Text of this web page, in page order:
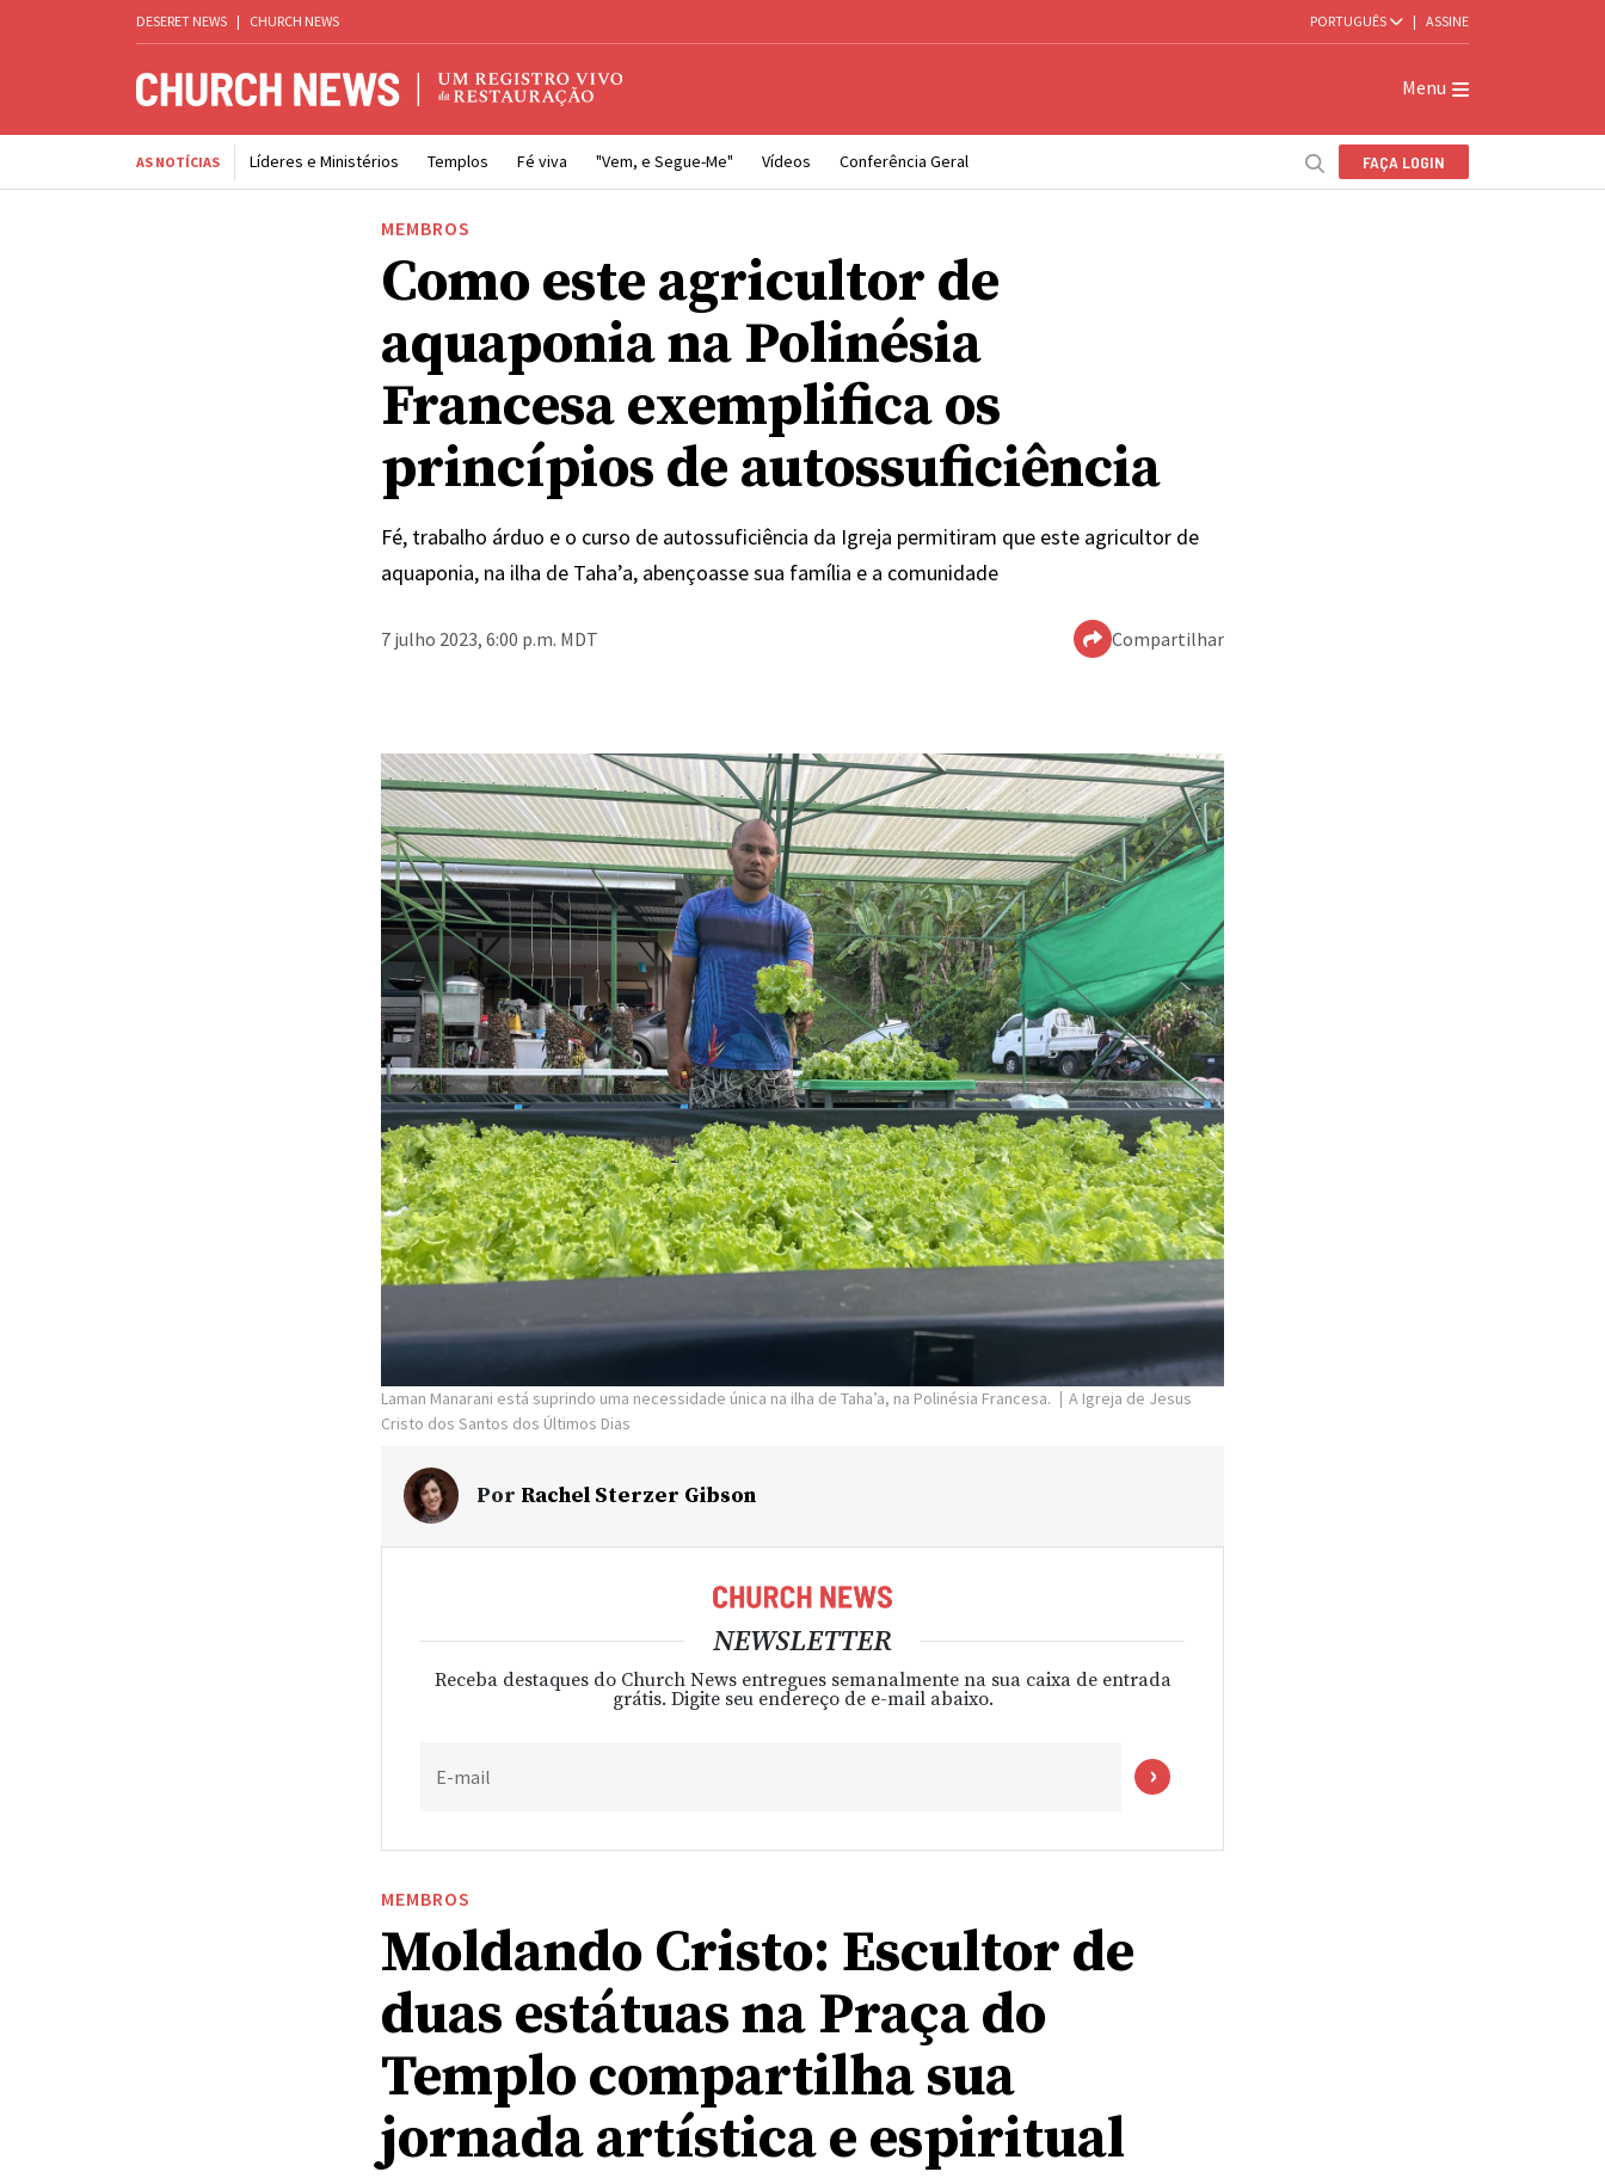
DESERET NEWS | CHURCH NEWS PORTUGUÊS | ASSINE
Menu
AS NOTÍCIAS Líderes e Ministérios Templos Fé viva "Vem, e Segue-Me" Vídeos Conferência Geral FAÇA LOGIN
MEMBROS
Como este agricultor de
aquaponia na Polinésia
Francesa exemplifica os
princípios de autossuficiência
Fé, trabalho árduo e o curso de autossuficiência da Igreja permitiram que este agricultor de
aquaponia, na ilha de Taha’a, abençoasse sua família e a comunidade
7 julho 2023, 6:00 p.m. MDT Compartilhar
Laman Manarani está suprindo uma necessidade única na ilha de Taha’a, na Polinésia Francesa.
A Igreja de Jesus
Cristo dos Santos dos Últimos Dias
Por Rachel Sterzer Gibson
NEWSLETTER
Receba destaques do Church News entregues semanalmente na sua caixa de entrada
grátis. Digite seu endereço de e-mail abaixo.
E-mail
MEMBROS
Moldando Cristo: Escultor de
duas estátuas na Praça do
Templo compartilha sua
jornada artística e espiritual